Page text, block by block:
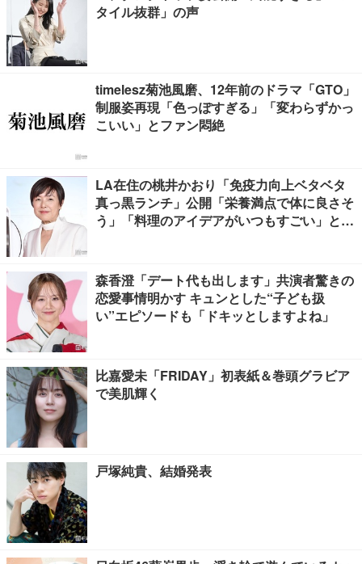
タイル抜群」の声
timelesz菊池風磨、12年前のドラマ「GTO」
制服姿再現「色っぽすぎる」「変わらずかっ
こいい」とファン悶絶
LA在住の桃井かおり「免疫力向上ベタベタ
真っ黒ランチ」公開「栄養満点で体に良さそ
う」「料理のアイデアがいつもすごい」と反
森香澄「デート代も出します」共演者驚きの
恋愛事情明かす キュンとした“子ども扱
い”エピソードも「ドキッとしますよね」
比嘉愛未「FRIDAY」初表紙＆巻頭グラビア
で美肌輝く
戸塚純貴、結婚発表